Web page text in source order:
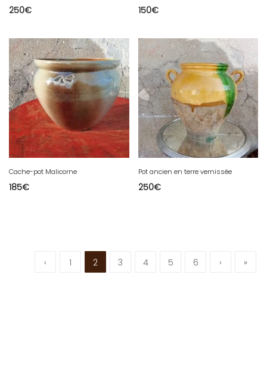
250€ 150€
Cache-pot Malicorne
185€
Pot ancien en terre vernissée
250€
‹ 1 2 3 4 5 6 › »